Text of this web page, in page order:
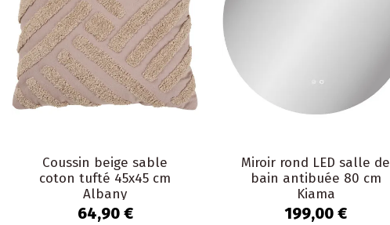
Coussin beige sable
coton tufté 45x45 cm
Albany
64,90 €
Miroir rond LED salle de
bain antibuée 80 cm
Kiama
199,00 €